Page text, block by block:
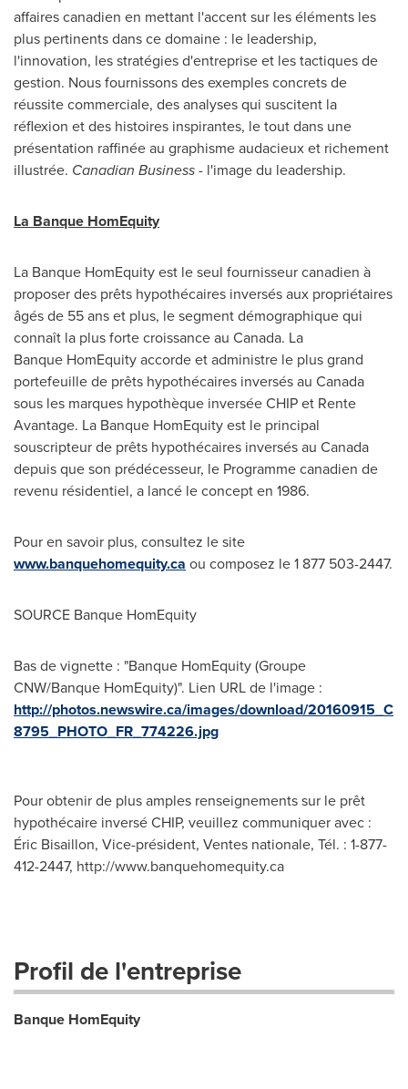
affaires canadien en mettant l'accent sur les éléments les
plus pertinents dans ce domaine : le leadership,
l'innovation, les stratégies d'entreprise et les tactiques de
gestion. Nous fournissons des exemples concrets de
réussite commerciale, des analyses qui suscitent la
réflexion et des histoires inspirantes, le tout dans une
présentation raffinée au graphisme audacieux et richement
illustrée. Canadian Business - l'image du leadership.
La Banque HomEquity
La Banque HomEquity est le seul fournisseur canadien à
proposer des prêts hypothécaires inversés aux propriétaires
âgés de 55 ans et plus, le segment démographique qui
connaît la plus forte croissance au Canada. La
Banque HomEquity accorde et administre le plus grand
portefeuille de prêts hypothécaires inversés au Canada
sous les marques hypothèque inversée CHIP et Rente
Avantage. La Banque HomEquity est le principal
souscripteur de prêts hypothécaires inversés au Canada
depuis que son prédécesseur, le Programme canadien de
revenu résidentiel, a lancé le concept en 1986.
Pour en savoir plus, consultez le site
www.banquehomequity.ca ou composez le 1 877 503-2447.
SOURCE Banque HomEquity
Bas de vignette : "Banque HomEquity (Groupe
CNW/Banque HomEquity)". Lien URL de l'image :
http://photos.newswire.ca/images/download/20160915_C
8795_PHOTO_FR_774226.jpg
Pour obtenir de plus amples renseignements sur le prêt
hypothécaire inversé CHIP, veuillez communiquer avec :
Éric Bisaillon, Vice-président, Ventes nationale, Tél. : 1-877-
412-2447, http://www.banquehomequity.ca
Profil de l'entreprise
Banque HomEquity